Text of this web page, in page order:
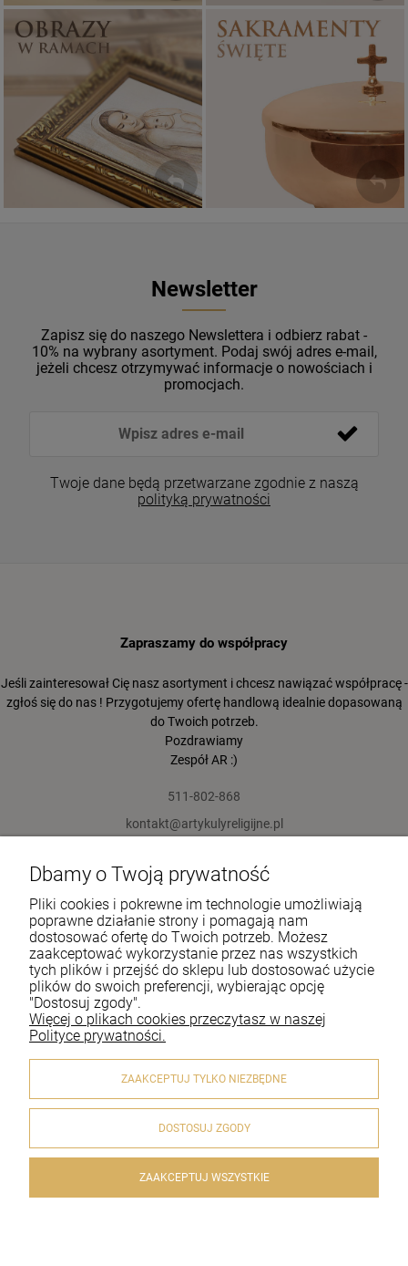
Obrazy religijne
PIĘKNE
WZORY
Sakramenty Święte
Newsletter
Zapisz się do naszego Newslettera i odbierz rabat -
10% na wybrany asortyment. Podaj swój adres e-mail,
jeżeli chcesz otrzymywać informacje o nowościach i
promocjach.
Twoje dane będą przetwarzane zgodnie z naszą
polityką prywatności
Zapraszamy do współpracy
Jeśli zainteresował Cię nasz asortyment i chcesz nawiązać współpracę -
zgłoś się do nas ! Przygotujemy ofertę handlową idealnie dopasowaną
do Twoich potrzeb.
Pozdrawiamy
Zespół AR :)
511-802-868
kontakt@artykulyreligijne.pl
Pomoc
Moje konto
Płatności i dostawa
Informacje
O nas
© 2020 artykulyreligijne.pl . Wszelkie prawa zastrzeżone.
Styl graficzny i aplikacje ShopGadget.pl
Sklep internetowy
Dbamy o Twoją prywatność
Pliki cookies i pokrewne im technologie umożliwiają
poprawne działanie strony i pomagają nam
dostosować ofertę do Twoich potrzeb. Możesz
zaakceptować wykorzystanie przez nas wszystkich
tych plików i przejść do sklepu lub dostosować użycie
plików do swoich preferencji, wybierając opcję
"Dostosuj zgody".
Więcej o plikach cookies przeczytasz w naszej
Polityce prywatności.
ZAAKCEPTUJ TYLKO NIEZBĘDNE
DOSTOSUJ ZGODY
ZAAKCEPTUJ WSZYSTKIE